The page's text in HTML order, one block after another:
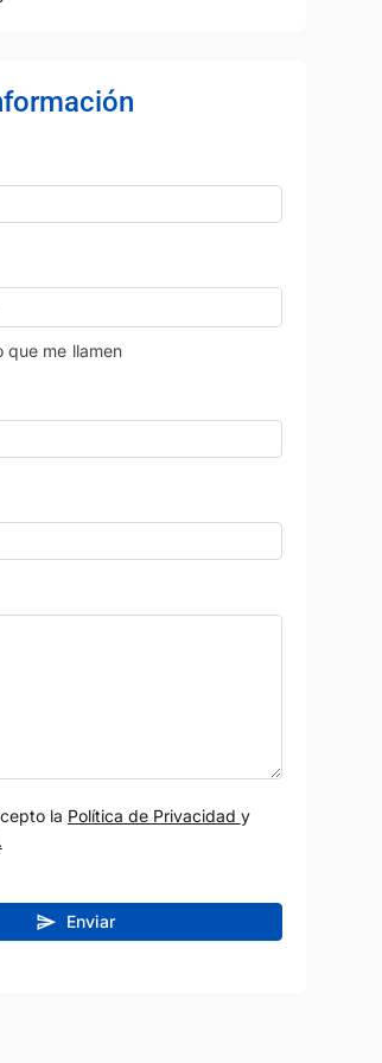
AUDI
Q3
Vendido por:Autofesa
que me llamen
la Política de Privacidad y
Enviar